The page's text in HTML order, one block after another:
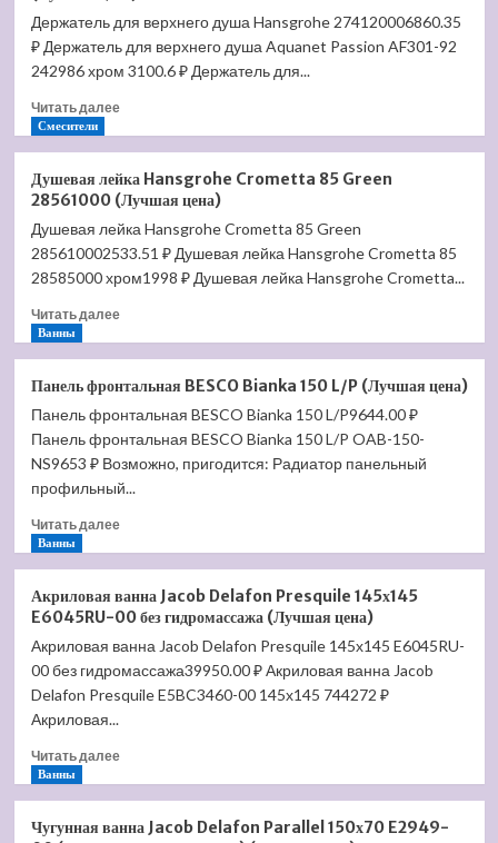
Hansgrohe
Talis
Select
71752000
цена)
Держатель для верхнего душа Hansgrohe 274120006860.35
₽ Держатель для верхнего душа Aquanet Passion AF301-92
242986 хром 3100.6 ₽ Держатель для...
Читать далееПрочитать
для
верхнего
душа
Hansgrohe
27412000
цена)
Смесители
Душевая лейка Hansgrohe Crometta 85 Green
28561000 (Лучшая цена)
Душевая лейка Hansgrohe Crometta 85 Green
285610002533.51 ₽ Душевая лейка Hansgrohe Crometta 85
28585000 хром1998 ₽ Душевая лейка Hansgrohe Crometta...
Читать далееПрочитать
лейка
Hansgrohe
Crometta
85
Green
(Лучшая
Ванны
Панель фронтальная BESCO Bianka 150 L/P (Лучшая цена)
Панель фронтальная BESCO Bianka 150 L/P9644.00 ₽
Панель фронтальная BESCO Bianka 150 L/P OAB-150-
NS9653 ₽ Возможно, пригодится: Радиатор панельный
профильный...
Читать далееПрочитать
фронтальная
BESCO
Bianka
150
L/P
Ванны
Акриловая ванна Jacob Delafon Presquile 145х145
E6045RU-00 без гидромассажа (Лучшая цена)
Акриловая ванна Jacob Delafon Presquile 145х145 E6045RU-
00 без гидромассажа39950.00 ₽ Акриловая ванна Jacob
Delafon Presquile E5BC3460-00 145х145 744272 ₽
Акриловая...
Читать далееПрочитать
Акриловая
ванна
Ванны
Чугунная ванна Jacob Delafon Parallel 150х70 E2949-